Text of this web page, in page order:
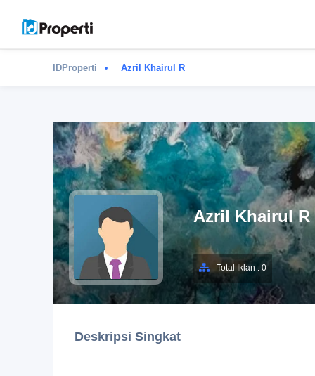
IDProperti Azril Khairul R
Azril Khairul R
Total Iklan : 0
Deskripsi Singkat